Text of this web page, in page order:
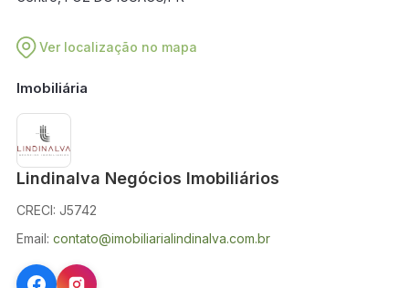
Ver localização no mapa
Imobiliária
Lindinalva Negócios Imobiliários
CRECI: J5742
Email: contato@imobiliarialindinalva.com.br